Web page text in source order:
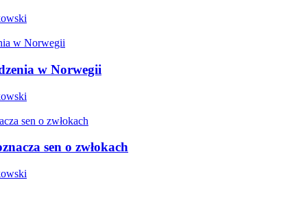
w Norwegii
sen o zwłokach